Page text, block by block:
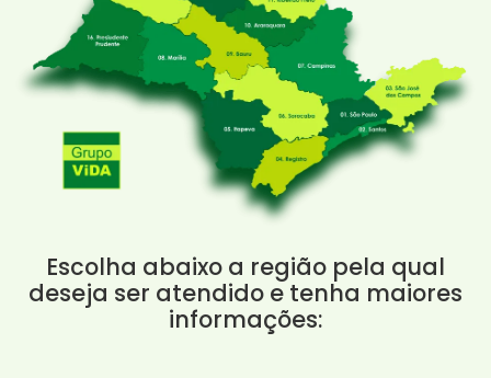
Escolha abaixo a região pela qual
deseja ser atendido e tenha maiores
informações: